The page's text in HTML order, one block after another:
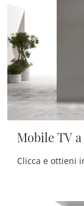
Mobile TV